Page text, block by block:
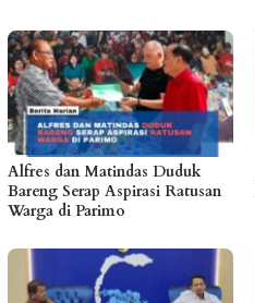
Alfres dan Matindas Duduk
Bareng Serap Aspirasi Ratusan
Warga di Parimo